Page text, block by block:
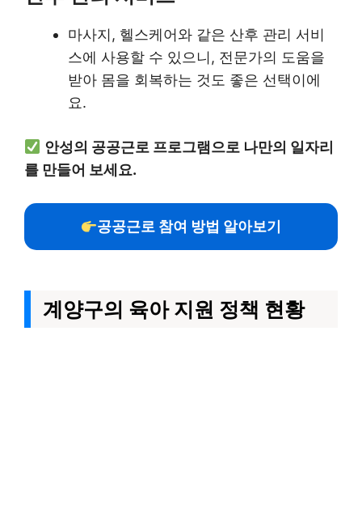
마사지, 헬스케어와 같은 산후 관리 서비
스에 사용할 수 있으니, 전문가의 도움을
받아 몸을 회복하는 것도 좋은 선택이에
요.
안성의 공공근로 프로그램으로 나만의 일자리
를 만들어 보세요.
공공근로 참여 방법 알아보기
계양구의 육아 지원 정책 현황